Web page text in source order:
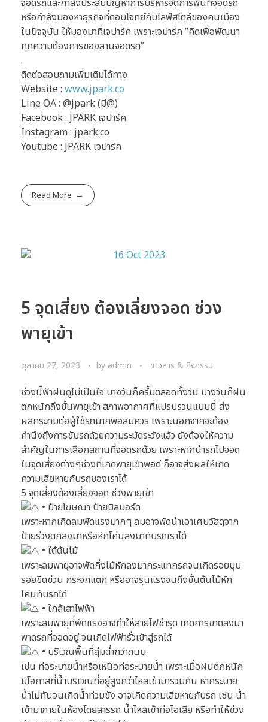
จอดรถและกำลังประสบปัญหาการบริหารจัดการพื้นที่จอดรถ
หรือกำลังมองหาธุรกิจที่ตอบโจทย์กับไลฟ์สไตล์ของคนเมือง
ในปัจจุบัน ให้มองมาที่เจปาร์ค เพราะเจปาร์ค ”คิดเพื่อพัฒนา
ทุกความต้องการของลานจอดรถ”
.
ติดต่อสอบถามเพิ่มเติมได้ทาง
Website : www.jpark.co
Line OA : @jpark (มี@)
Facebook : JPARK เจปาร์ค
Instagram : jpark.co
Youtube : JPARK เจปาร์ค
Read More
5 จุดเสี่ยง ต้องเลี่ยงจอด ช่วง
พายุเข้า
ตุลาคม 27, 2023 by admin ข่าวสาร & กิจกรรม
ช่วงนี้ฟ้าฝนดูไม่เป็นใจ บางวันก็ครึ้มตลอดทั้งวัน บางวันก็ฝน
ตกหนักถึงขั้นพายุเข้า สภาพอากาศที่แปรปรวนแบบนี้ ส่ง
ผลกระทบต่อผู้ใช้รถมากพอสมควร เพราะนอกจากจะต้อง
คำนึงถึงการขับรถด้วยความระมัดระวังแล้ว ยังต้องให้ความ
สำคัญในการเลือกสถานที่จอดรถด้วย เพราะหากนำรถไปจอด
ในจุดเสี่ยงต่างๆช่วงที่เกิดพายุเข้าพอดี ก็อาจส่งผลให้เกิด
ความเสียหายกับรถของเราได้
5 จุดเสี่ยงต้องเลี่ยงจอด ช่วงพายุเข้า
• ป้ายโฆษณา ป้ายบิลบอร์ด
เพราะหากเกิดลมพัดแรงมากๆ ลมอาจพัดนำเอาเศษวัสดุจาก
ป้ายร่วงตกลงมาหรือหักโค่นลงมาทับรถเราได้
• ใต้ต้นไม้
เพราะลมพายุอาจพัดกิ่งไม้หักลงมากระแทกรถจนเกิดรอยบุบ
รอยขีดข่วน กระจกแตก หรืออาจรุนแรงจนถึงขั้นต้นไม้หัก
โค่นทับรถได้
• ใกล้เสาไฟฟ้า
เพราะลมพายุที่พัดแรงอาจทำให้สายไฟชำรุด เกิดการขาดลงมา
พาดรถที่จอดอยู่ จนเกิดไฟฟ้ารั่วเข้าสู่รถได้
• บริเวณพื้นที่ลุ่มต่ำกว่าถนน
เช่น ท่อระบายน้ำหรือเหนือท่อระบายน้ำ เพราะเมื่อฝนตกหนัก
มีโอกาสที่น้ำบริเวณที่อยู่สูงกว่าไหลเข้ามารวมกัน หากระบาย
น้ำไม่ทันจนเกิดน้ำท่วมขัง อาจเกิดความเสียหายกับรถ เช่น น้ำ
เข้ามาภายในห้องโดยสารรถ น้ำไหลเข้าท่อไอเสีย หรือทำให้ช่วง